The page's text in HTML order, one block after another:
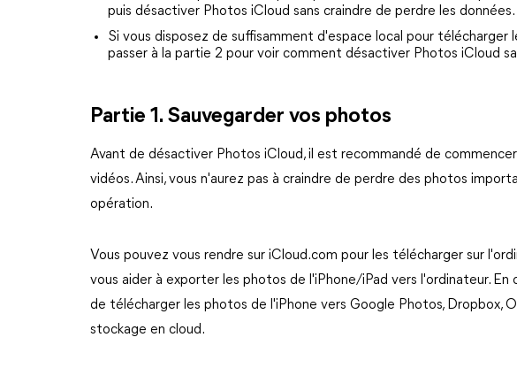
puis désactiver Photos iCloud sans craindre de perdre les données.
Si vous disposez de suffisamment d'espace local pour télécharger
passer à la partie 2 pour voir comment désactiver Photos iCloud
Partie 1. Sauvegarder vos photos
Avant de désactiver Photos iCloud, il est recommandé de
vidéos. Ainsi, vous n'aurez pas à craindre de perdre des photos
opération.
Vous pouvez vous rendre sur iCloud.com pour les télécharger sur
vous aider à exporter les photos de l'iPhone/iPad vers l'ordinateur.
de télécharger les photos de l'iPhone vers Google Photos, Dropbox,
stockage en cloud.